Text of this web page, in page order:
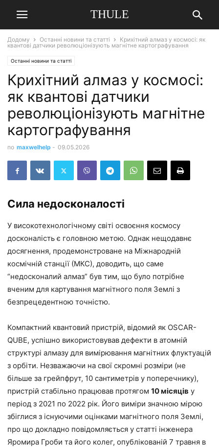
THULE
Додому Останні новини та статті
Крихітний алмаз у космосі: як
квантові датчики революціонізують магнітне картографування
Останні новини та статті
Крихітний алмаз у космосі:
як квантові датчики
революціонізують магнітне
картографування
по maxwelhelp - 09.05.2026
Сила недосконалості
У високотехнологічному світі освоєння космосу
досконалість є головною метою. Однак нещодавнє
досягнення, продемонстроване на Міжнародній
космічній станції (МКС), доводить, що саме
“недосконалий алмаз” був тим, що було потрібне
вченим для картування магнітного поля Землі з
безпрецедентною точністю.
Компактний квантовий пристрій, відомий як OSCAR-
QUBE, успішно використовував дефекти в атомній
структурі алмазу для вимірювання магнітних флуктуацій
з орбіти. Незважаючи на свої скромні розміри (не
більше за грейпфрут, 10 сантиметрів у поперечнику),
пристрій стабільно працював протягом 10 місяців у
період з 2021 по 2022 рік. Його виміри значною мірою
збіглися з існуючими оцінками магнітного поля Землі,
про що докладно повідомляється у статті інженера
Яромира Гроби та його колег, опублікованій 7 травня в